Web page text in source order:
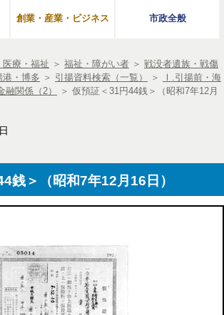
創業・産業・ビジネス 市政全般
医療・福祉 ＞ 福祉・障がい者 ＞ 戦没者遺族・戦傷
港・博多 ＞ 引揚資料検索（一覧） ＞
Ⅰ.引揚前・海
関係（2）
＞ 仮預証＜31円44銭＞（昭和7年12月
銭＞（昭和7年12月16日）